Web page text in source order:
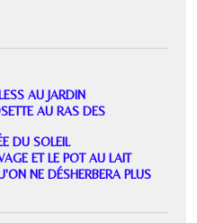
AU JARDIN
AU RAS DES
DU SOLEIL
ET LE POT AU LAIT
NE DÉSHERBERA PLUS